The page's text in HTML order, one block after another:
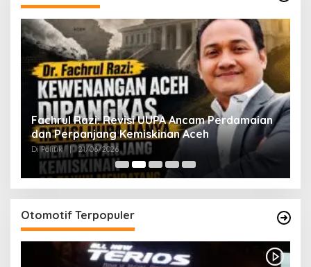
Fachrul Razi: Revisi UUPA Ancam Perdamaian
dan Perpanjang Kemiskinan Aceh
Di Politik | 21/06/2026
Otomotif Terpopuler